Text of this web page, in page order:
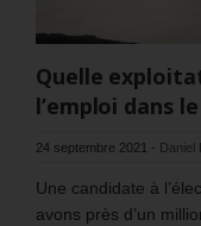
Quelle
l’emploi dans
24 septembre 2021 - Daniel
Une candidate à
avons près d’un